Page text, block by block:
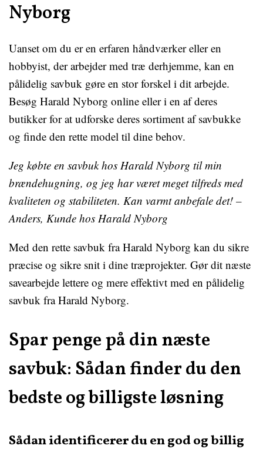
Nyborg
Uanset om du er en erfaren håndværker eller en
hobbyist, der arbejder med træ derhjemme, kan en
pålidelig savbuk gøre en stor forskel i dit arbejde.
Besøg Harald Nyborg online eller i en af deres
butikker for at udforske deres sortiment af savbukke
og finde den rette model til dine behov.
Jeg købte en savbuk hos Harald Nyborg til min
brændehugning, og jeg har været meget tilfreds med
kvaliteten og stabiliteten. Kan varmt anbefale det! –
Anders, Kunde hos Harald Nyborg
Med den rette savbuk fra Harald Nyborg kan du sikre
præcise og sikre snit i dine træprojekter. Gør dit næste
savearbejde lettere og mere effektivt med en pålidelig
savbuk fra Harald Nyborg.
Spar penge på din næste
savbuk: Sådan finder du den
bedste og billigste løsning
Sådan identificerer du en god og billig